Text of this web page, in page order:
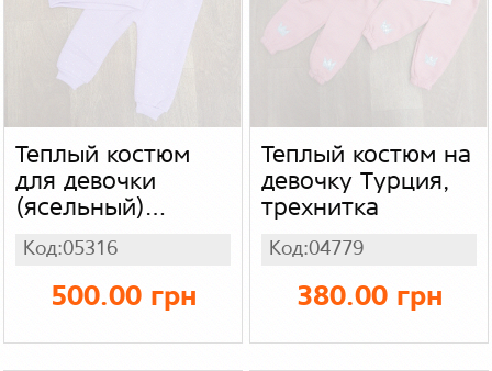
Теплый костюм
для девочки
(ясельный)
турецкий,
трехнитка
Код:05316
500.00 грн
Теплый костюм на
девочку Турция,
трехнитка
Код:04779
380.00 грн